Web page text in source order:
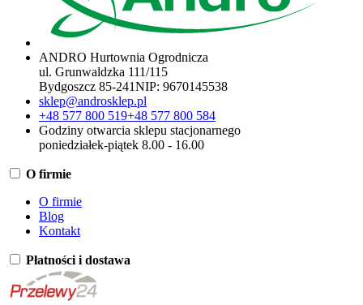
ANDRO Hurtownia Ogrodnicza
ul. Grunwaldzka 111/115
Bydgoszcz 85-241NIP: 9670145538
sklep@androsklep.pl
+48 577 800 519+48 577 800 584
Godziny otwarcia sklepu stacjonarnego
poniedziałek-piątek 8.00 - 16.00
O firmie
O firmie
Blog
Kontakt
Płatności i dostawa